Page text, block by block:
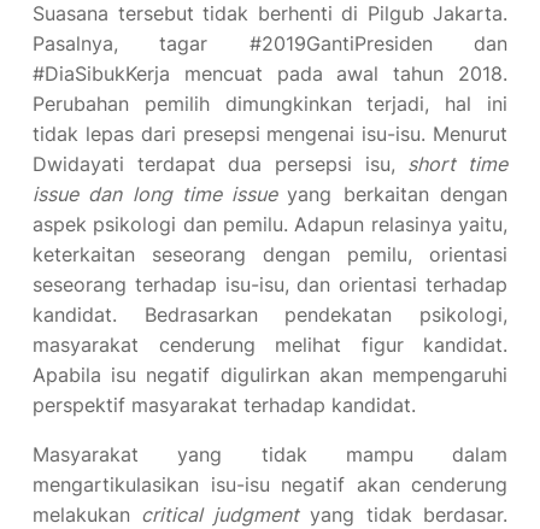
Suasana tersebut tidak berhenti di Pilgub Jakarta.
Pasalnya, tagar #2019GantiPresiden dan
#DiaSibukKerja mencuat pada awal tahun 2018.
Perubahan pemilih dimungkinkan terjadi, hal ini
tidak lepas dari presepsi mengenai isu-isu. Menurut
Dwidayati terdapat dua persepsi isu, short time
issue dan long time issueyang berkaitan dengan
aspek psikologi dan pemilu. Adapun relasinya yaitu,
keterkaitan seseorang dengan pemilu, orientasi
seseorang terhadap isu-isu, dan orientasi terhadap
kandidat. Bedrasarkan pendekatan psikologi,
masyarakat cenderung melihat figur kandidat.
Apabila isu negatif digulirkan akan mempengaruhi
perspektif masyarakat terhadap kandidat.
Masyarakat yang tidak mampu dalam
mengartikulasikan isu-isu negatif akan cenderung
melakukan critical judgmentyang tidak berdasar.